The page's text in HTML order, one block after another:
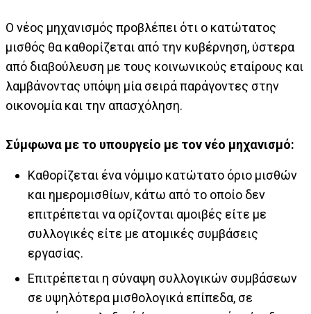
Ο νέος μηχανισμός προβλέπει ότι ο κατώτατος
μισθός θα καθορίζεται από την κυβέρνηση, ύστερα
από διαβούλευση με τους κοινωνικούς εταίρους και
λαμβάνοντας υπόψη μία σειρά παράγοντες στην
οικονομία και την απασχόληση.
Σύμφωνα με το υπουργείο με τον νέο μηχανισμό:
Καθορίζεται ένα νόμιμο κατώτατο όριο μισθών
και ημερομισθίων, κάτω από το οποίο δεν
επιτρέπεται να ορίζονται αμοιβές είτε με
συλλογικές είτε με ατομικές συμβάσεις
εργασίας.
Επιτρέπεται η σύναψη συλλογικών συμβάσεων
σε υψηλότερα μισθολογικά επίπεδα, σε